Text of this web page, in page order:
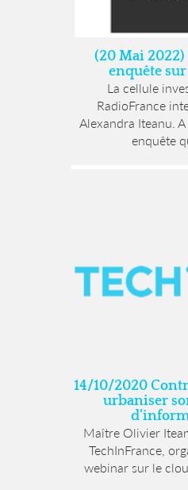
(20 Mai
enquête
La cellule
RadioFrance
Alexandra Iteanu. A
enquête
14/10/2020
urbaniser
Maître Olivier
TechInFrance,
webinar sur le